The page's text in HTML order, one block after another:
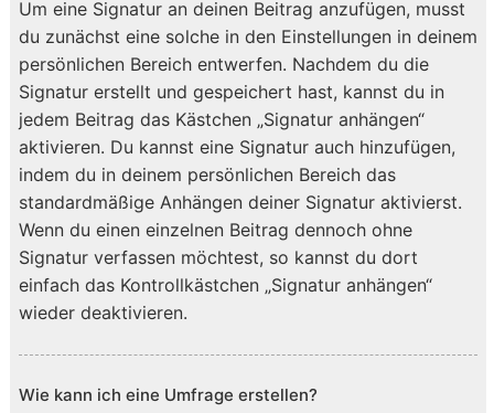
Um eine Signatur an deinen Beitrag anzufügen, musst
du zunächst eine solche in den Einstellungen in deinem
persönlichen Bereich entwerfen. Nachdem du die
Signatur erstellt und gespeichert hast, kannst du in
jedem Beitrag das Kästchen „Signatur anhängen“
aktivieren. Du kannst eine Signatur auch hinzufügen,
indem du in deinem persönlichen Bereich das
standardmäßige Anhängen deiner Signatur aktivierst.
Wenn du einen einzelnen Beitrag dennoch ohne
Signatur verfassen möchtest, so kannst du dort
einfach das Kontrollkästchen „Signatur anhängen“
wieder deaktivieren.
Wie kann ich eine Umfrage erstellen?